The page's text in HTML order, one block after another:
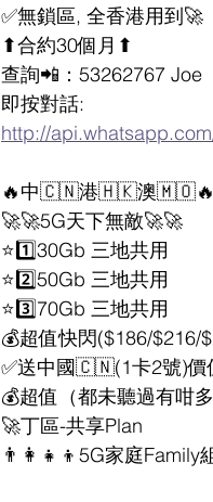
✅無鎖區, 全香港用到🚀
⬆合約30個月⬆
查詢📲：53262767 Joe
即按對話:
http://
🔥中🇨🇳港🇭🇰澳🇲🇴🔥
🚀🚀5G天下無敵🚀🚀
⭐1️⃣30Gb 三地共用
⭐2️⃣50Gb 三地共用
⭐3️⃣70Gb 三地共用
💰超值快閃($186/$216/
✅送中國🇨🇳(1卡2號)價
💰超值（都未聽過有咁
🚀丁區-共享Plan
👨‍👩‍👧‍👦5G家庭Family